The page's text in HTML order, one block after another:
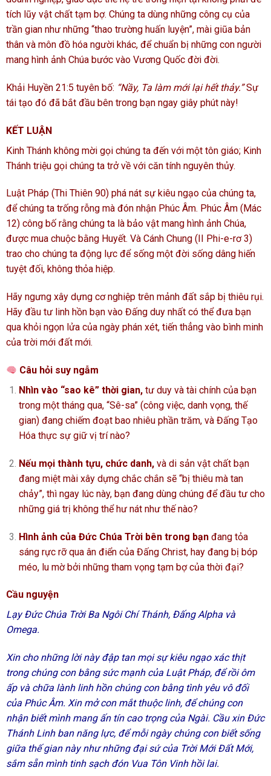
tích lũy vật chất tạm bợ. Chúng ta dùng những công cụ của
trần gian như những “thao trường huấn luyện”, mài giũa bản
thân và môn đồ hóa người khác, để chuẩn bị những con người
mang hình ảnh Chúa bước vào Vương Quốc đời đời.
Khải Huyền 21:5 tuyên bố: “Nầy, Ta làm mới lại hết thảy.”Sự
tái tạo đó đã bắt đầu bên trong bạn ngay giây phút này!
KẾT LUẬN
Kinh Thánh không mời gọi chúng ta đến với một tôn giáo; Kinh
Thánh triệu gọi chúng ta trở về với căn tính nguyên thủy.
Luật Pháp (Thi Thiên 90) phá nát sự kiêu ngạo của chúng ta,
để chúng ta trống rỗng mà đón nhận Phúc Âm. Phúc Âm (Mác
12) công bố rằng chúng ta là bảo vật mang hình ảnh Chúa,
được mua chuộc bằng Huyết. Và Cánh Chung (II Phi-e-rơ 3)
trao cho chúng ta động lực để sống một đời sống dâng hiến
tuyệt đối, không thỏa hiệp.
Hãy ngưng xây dựng cơ nghiệp trên mảnh đất sắp bị thiêu rụi.
Hãy đầu tư linh hồn bạn vào Đấng duy nhất có thể đưa bạn
qua khỏi ngọn lửa của ngày phán xét, tiến thẳng vào bình minh
của trời mới đất mới.
Câu hỏi suy ngẫm
Nhìn vào “sao kê” thời gian, tư duy và tài chính của bạn
trong một tháng qua, “Sê-sa” (công việc, danh vọng, thế
gian) đang chiếm đoạt bao nhiêu phần trăm, và Đấng Tạo
Hóa thực sự giữ vị trí nào?
Nếu mọi thành tựu, chức danh, và di sản vật chất bạn
đang miệt mài xây dựng chắc chắn sẽ “bị thiêu mà tan
chảy”, thì ngay lúc này, bạn đang dùng chúng để đầu tư cho
những giá trị không thể hư nát như thế nào?
Hình ảnh của Đức Chúa Trời bên trong bạn đang tỏa
sáng rực rỡ qua ân điển của Đấng Christ, hay đang bị bóp
méo, lu mờ bởi những tham vọng tạm bợ của thời đại?
Cầu nguyện
Lạy Đức Chúa Trời Ba Ngôi Chí Thánh, Đấng Alpha và
Omega.
Xin cho những lời này đập tan mọi sự kiêu ngạo xác thịt
trong chúng con bằng sức mạnh của Luật Pháp, để rồi ôm
ấp và chữa lành linh hồn chúng con bằng tình yêu vô đối
của Phúc Âm. Xin mở con mắt thuộc linh, để chúng con
nhận biết mình mang ấn tín cao trọng của Ngài. Cầu xin Đức
Thánh Linh ban năng lực, để mỗi ngày chúng con biết sống
giữa thế gian này như những đại sứ của Trời Mới Đất Mới,
sắm sẵn mình tinh sạch đón Vua Tôn Vinh hồi lai.